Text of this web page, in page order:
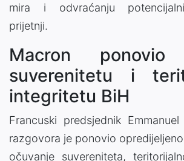
mira i odvraćanju
prijetnji.
Macron ponovio
suverenitetu i
integritetu BiH
Francuski predsjednik
razgovora je ponovio
očuvanje suvereniteta,